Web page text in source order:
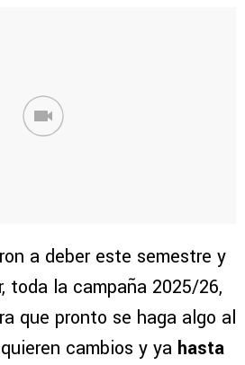
a deber este semestre y
toda la campaña 2025/26,
que pronto se haga algo al
cambios y ya hasta